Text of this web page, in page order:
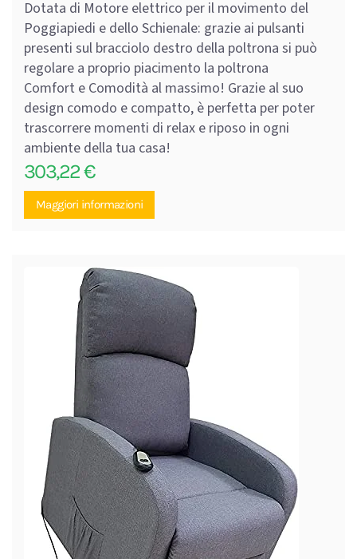
Dotata di Motore elettrico per il movimento del
Poggiapiedi e dello Schienale: grazie ai pulsanti
presenti sul bracciolo destro della poltrona si può
regolare a proprio piacimento la poltrona
Comfort e Comodità al massimo! Grazie al suo
design comodo e compatto, è perfetta per poter
trascorrere momenti di relax e riposo in ogni
ambiente della tua casa!
303,22€
Maggiori informazioni